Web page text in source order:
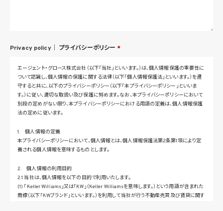
Privacy policy｜ プライバシーポリシー *
エージェント・グロース株式会社（以下「当社」といいます。）は、個人情報保護の重要性に
ついて認識し、個人情報の保護に関する法律（以下「個人情報保護法」といいます。）を遵
守すると共に、以下のプライバシーポリシー（以下「本プライバシーポリシー」といいま
す。）に従い、適切な取扱い及び保護に努めます。なお、本プライバシーポリシーにおいて
別段の定めがない限り、本プライバシーポリシーにおける用語の定義は、個人情報保護
法の定めに従います。
1. 個人情報の定義
本プライバシーポリシーにおいて、個人情報とは、個人情報保護法第2条第1項により定
義される個人情報を意味するものとします。
2. 個人情報の利用目的
2.1 当社は、個人情報を以下の目的で利用いたします。
(1) 「Keller Williams」又は「KW」（Keller Williamsを意味します。）という用語が含まれた
商標（以下「KWブランド」といいます。）を利用して当社が行う不動産売買及び賃貸に関す